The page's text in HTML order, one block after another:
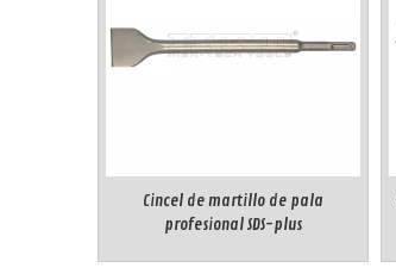
Cincel de martillo de pala
profesional SDS-plus